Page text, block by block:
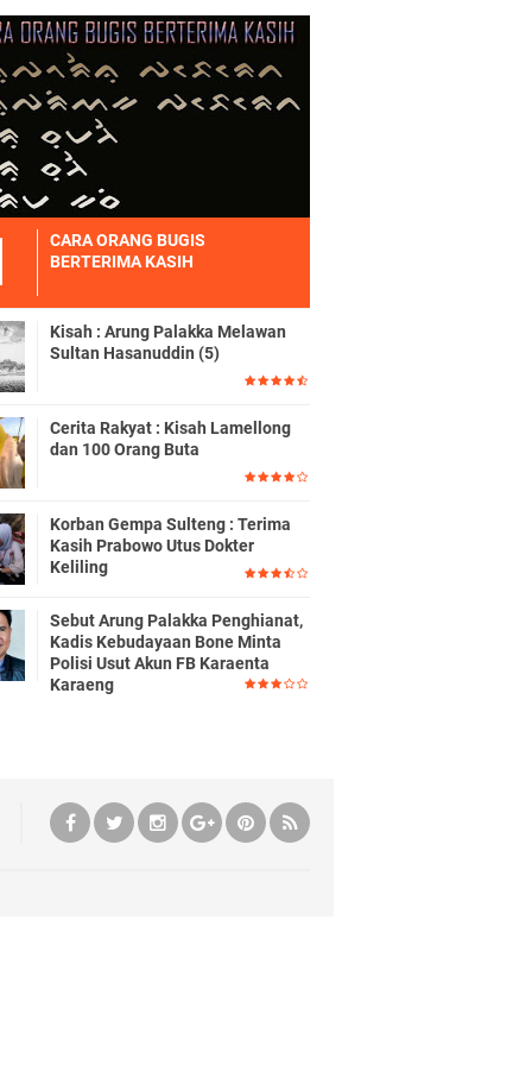
CARA ORANG BUGIS
BERTERIMA KASIH
Kisah : Arung Palakka Melawan
Sultan Hasanuddin (5)
Cerita Rakyat : Kisah Lamellong
dan 100 Orang Buta
Korban Gempa Sulteng : Terima
Kasih Prabowo Utus Dokter
Keliling
Sebut Arung Palakka Penghianat,
Kadis Kebudayaan Bone Minta
Polisi Usut Akun FB Karaenta
Karaeng